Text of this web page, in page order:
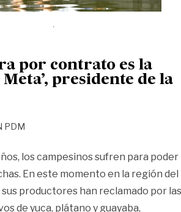
por contrato es la
presidente de la
PDM
los campesinos sufren para poder
En este momento en la región del
productores han reclamado por las
de yuca, plátano y guayaba,